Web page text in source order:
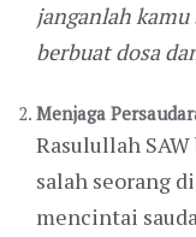
janganlah
berbuat dosa
Menjaga
Rasulullah
salah seorang
mencintai